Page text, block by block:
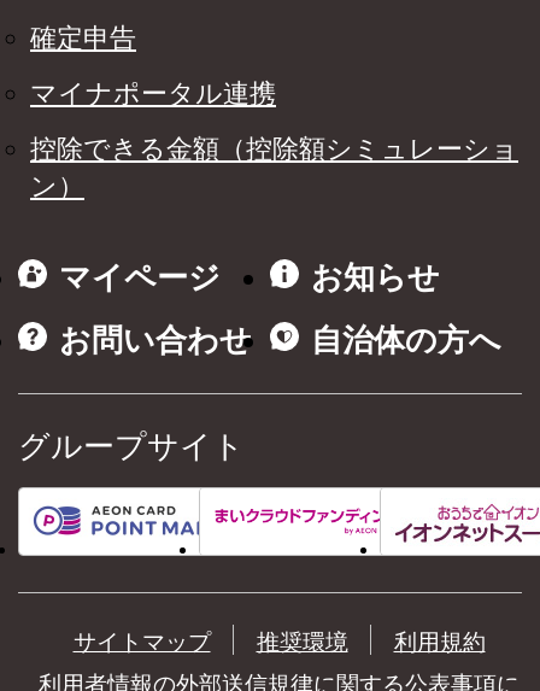
確定申告
マイナポータル連携
控除できる金額（控除額シミュレーショ
ン）
マイページ
お知らせ
お問い合わせ
自治体の方へ
グループサイト
サイトマップ 推奨環境
利用規約
利用者情報の外部送信規律に関する公表事項に